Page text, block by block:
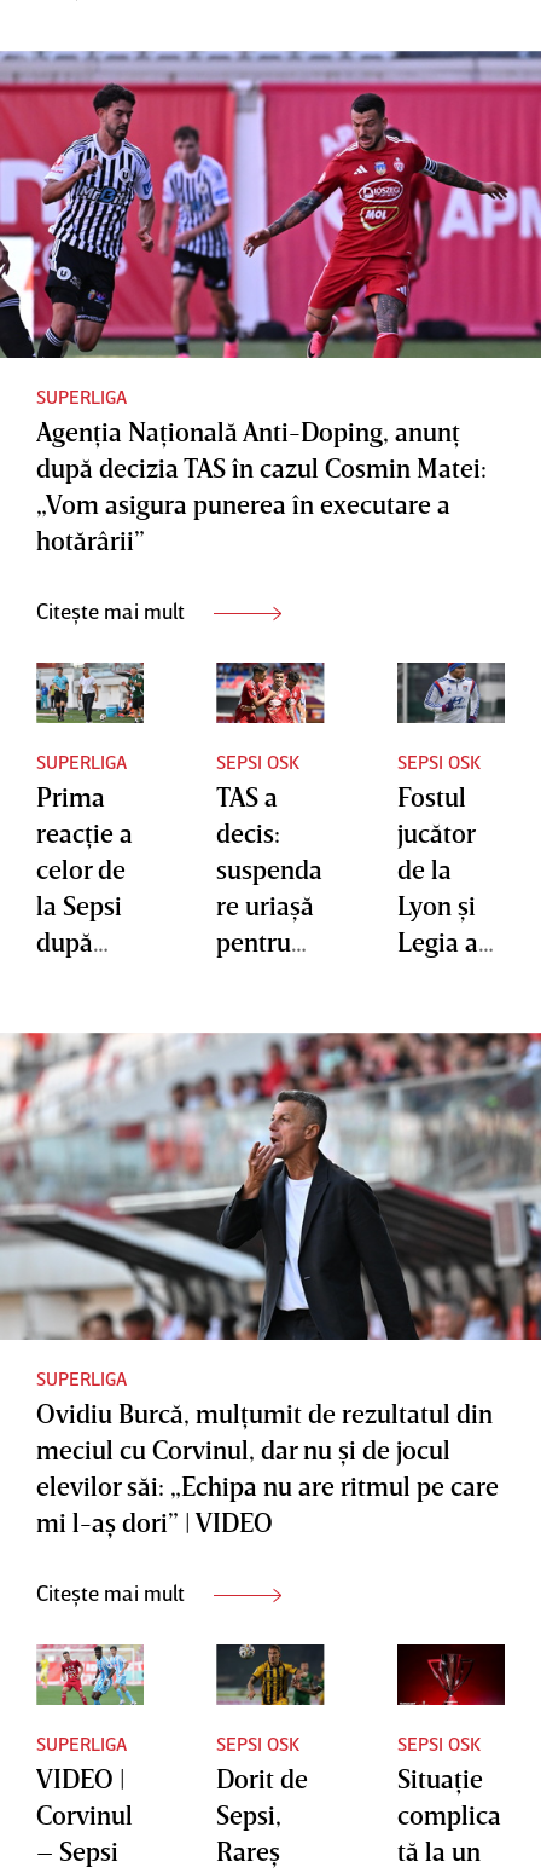
SUPERLIGA
Agenţia Naţională Anti-Doping, anunţ
după decizia TAS în cazul Cosmin Matei:
„Vom asigura punerea în executare a
hotărârii”
Citește mai mult
SUPERLIGA
Prima
reacţie a
celor de
la Sepsi
după
Cosmin
Matei!
Ovidiu
Burcă nu
înţelege
decizia
TAS: „E
ciudat ce
s-a
întâmpla
t”
SEPSI OSK
TAS a
decis:
suspenda
re uriaşă
pentru
pentru
dopaj!
SEPSI OSK
Fostul
jucător
de la
Lyon şi
Legia a
club din
SuperLig
a
SUPERLIGA
Ovidiu Burcă, mulţumit de rezultatul din
meciul cu Corvinul, dar nu şi de jocul
elevilor săi: „Echipa nu are ritmul pe care
mi l-aş dori” | VIDEO
Citește mai mult
SUPERLIGA
VIDEO |
Corvinul
– Sepsi
SEPSI OSK
Dorit de
Sepsi,
Rareş
SEPSI OSK
Situaţie
complica
tă la un